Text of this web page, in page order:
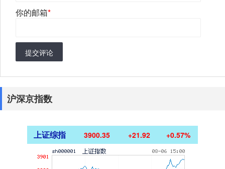
你的邮箱*
提交评论
沪深京指数
上证综指 3900.35 +21.92 +0.57%